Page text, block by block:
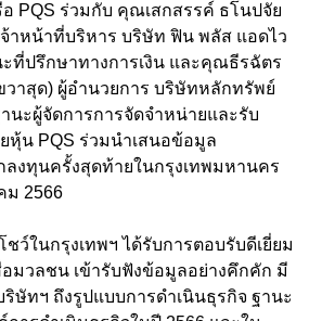
PQS ร่วมกับ คุณเสกสรรค์ ธโนปจัย
จ้าหน้าที่บริหาร บริษัท ฟิน พลัส แอดไว
ะที่ปรึกษาทางการเงิน และคุณธีรฉัตร
าสุด) ผู้อำนวยการ บริษัทหลักทรัพย์
นะผู้จัดการการจัดจำหน่ายและรับ
หุ้น PQS ร่วมนำเสนอข้อมูล
ลงทุนครั้งสุดท้ายในกรุงเทพมหานคร
ม 2566
ว์ในกรุงเทพฯ ได้รับการตอบรับดีเยี่ยม
มวลชน เข้ารับฟังข้อมูลอย่างคึกคัก มี
ษัทฯ ถึงรูปแบบการดำเนินธุรกิจ ฐานะ